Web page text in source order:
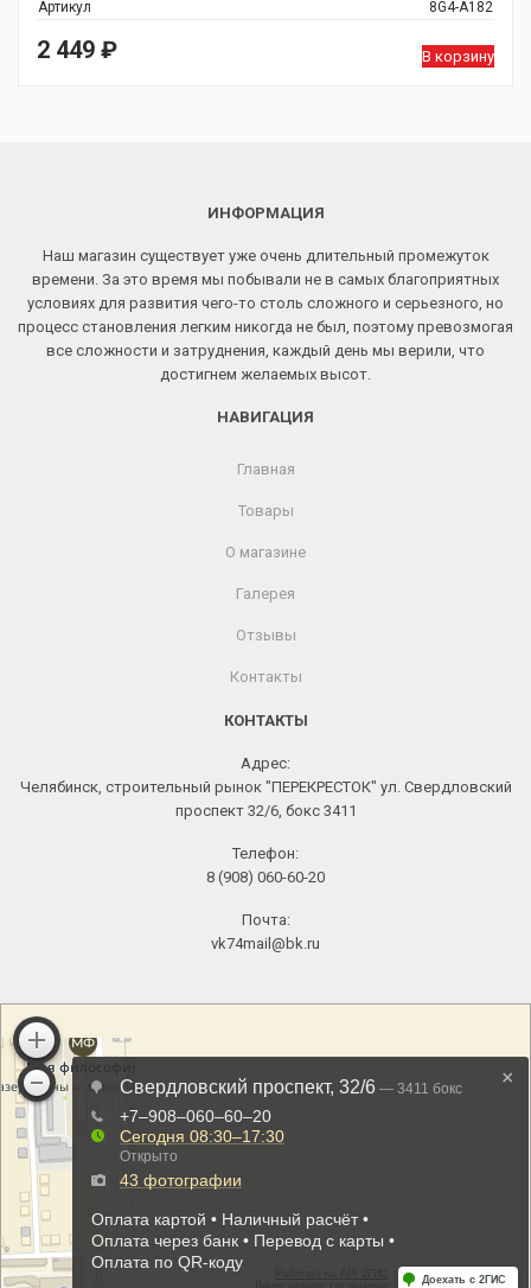
Артикул
8G4-A182
2 449 ₽ В корзину
ИНФОРМАЦИЯ
Наш магазин существует уже очень длительный промежуток
времени. За это время мы побывали не в самых благоприятных
условиях для развития чего-то столь сложного и серьезного, но
процесс становления легким никогда не был, поэтому превозмогая
все сложности и затруднения, каждый день мы верили, что
достигнем желаемых высот.
НАВИГАЦИЯ
Главная
Товары
О магазине
Галерея
Отзывы
Контакты
КОНТАКТЫ
Адрес:
Челябинск, строительный рынок "ПЕРЕКРЕСТОК" ул. Свердловский
проспект 32/6, бокс 3411
Телефон:
8 (908) 060-60-20
Почта:
vk74mail@bk.ru